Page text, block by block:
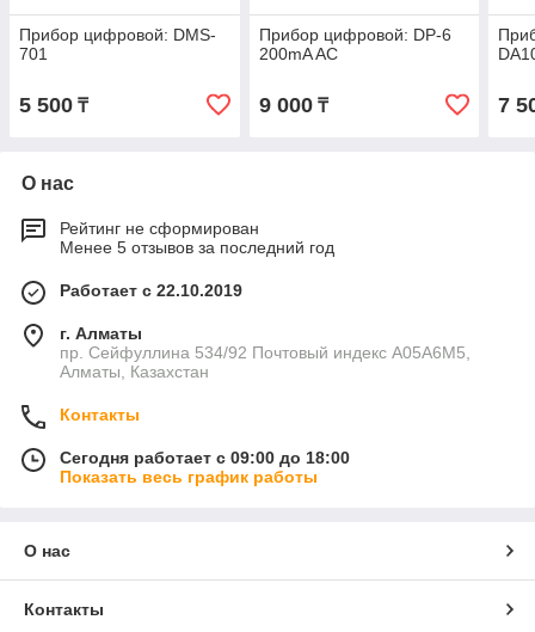
Прибор цифровой: DMS-
701
5 500 ₸
Прибор цифровой: DP-6
200mA AC
9 000₸ 7
О нас
Рейтинг не сформирован
Менее 5 отзывов за последний год
Работает с 22.10.2019
г. Алматы
пр. Сейфуллина 534/92 Почтовый индекс A05A6M5,
Алматы, Казахстан
Контакты
Сегодня работает с 09:00 до 18:00
Показать весь график работы
О нас
Контакты